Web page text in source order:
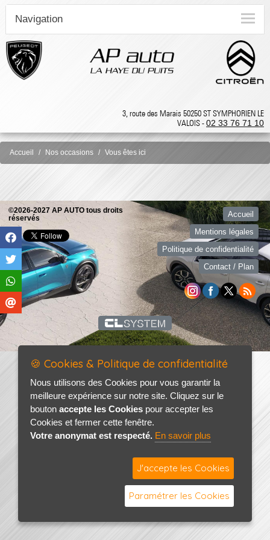
Navigation
3, route des Marais 50250 ST SYMPHORIEN LE
VALOIS -02 33 76 71 10
Accueil Nos occasions Vous êtes ici
©2026-2027 AP AUTO tous droits
réservés
Accueil
Mentions légales
Politique de confidentialité
Contact / Plan
🍪 Cookies & Politique de confidentialité
Nous utilisons des Cookies pour vous garantir la
meilleure expérience sur notre site. Cliquez sur le
bouton accepte les Cookies pour accepter les
Cookies et fermer cette fenêtre.
Votre anonymat est respecté. En savoir plus
J'accepte les Cookies
Paramétrer les Cookies